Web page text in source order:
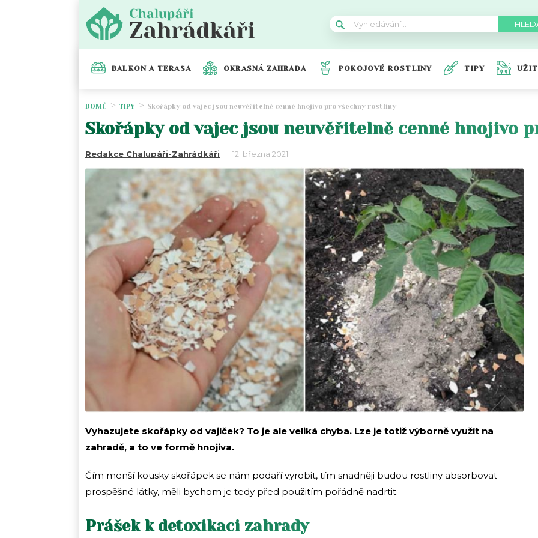
BALKON A TERASA OKRASNÁ ZAHRADA POKOJOVÉ ROSTLINY TIPY
DOMŮ TIPY Skořápky od vajec jsou neuvěřitelně cenné hnojivo pro všechny rostliny
Skořápky od vajec jsou neuvěřitelně cenné hnojivo
Redakce Chalupáři-Zahrádkáři 12. března 2021
Vyhazujete skořápky od vajíček? To je ale veliká chyba. Lze je totiž výborně využít na
zahradě, a to ve formě hnojiva.
Čím menší kousky skořápek se nám podaří vyrobit, tím snadněji budou rostliny absorbovat
prospěšné látky, měli bychom je tedy před použitím pořádně nadrtit.
Prášek k detoxikaci zahrady